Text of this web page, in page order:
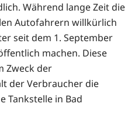
Während lange Zeit die
Autofahrern willkürlich
seit dem 1. September
machen. Diese
Zweck der
der Verbraucher die
Tankstelle in Bad